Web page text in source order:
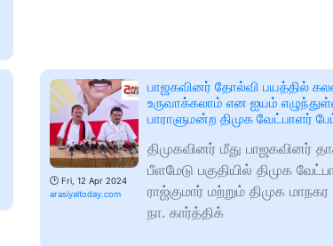
🕑 Fri, 12 Apr 2024
arasiyaltoday.com
பாஜகவினர் தோல்வி பயத்தில்
உருவாக்கலாம் என ஐயம்
பாராளுமன்ற திமுக வேட்பாளர்
திமுகவினர் மீது பாஜகவினர்
பீளமேடு பகுதியில் திமுக
ராஜ்குமார் மற்றும் திமுக
நா. கார்த்திக்